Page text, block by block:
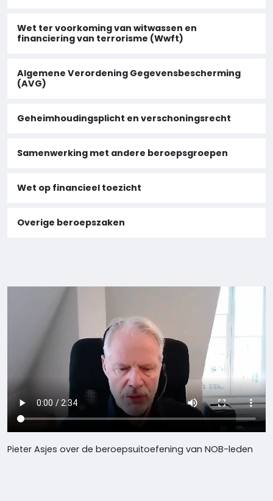
Wet ter voorkoming van witwassen en
financiering van terrorisme (Wwft)
Algemene Verordening Gegevensbescherming
(AVG)
Geheimhoudingsplicht en verschoningsrecht
Samenwerking met andere beroepsgroepen
Wet op financieel toezicht
Overige beroepszaken
Pieter Asjes over de beroepsuitoefening van NOB-leden